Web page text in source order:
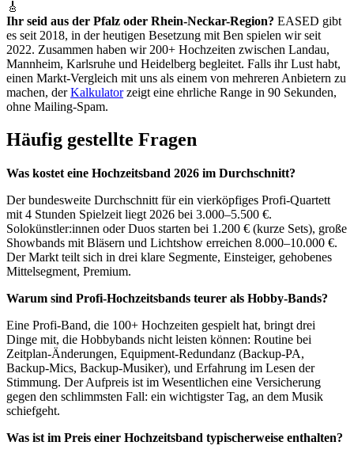
🎸
Ihr seid aus der Pfalz oder Rhein-Neckar-Region? EASED gibt
es seit 2018, in der heutigen Besetzung mit Ben spielen wir seit
2022. Zusammen haben wir 200+ Hochzeiten zwischen Landau,
Mannheim, Karlsruhe und Heidelberg begleitet. Falls ihr Lust habt,
einen Markt-Vergleich mit uns als einem von mehreren Anbietern zu
machen, derKalkulatorzeigt eine ehrliche Range in 90 Sekunden,
ohne Mailing-Spam.
Häufig gestellte Fragen
Was kostet eine Hochzeitsband 2026 im Durchschnitt?
Der bundesweite Durchschnitt für ein vierköpfiges Profi-Quartett
mit 4 Stunden Spielzeit liegt 2026 bei 3.000–5.500 €.
Solokünstler:innen oder Duos starten bei 1.200 € (kurze Sets), große
Showbands mit Bläsern und Lichtshow erreichen 8.000–10.000 €.
Der Markt teilt sich in drei klare Segmente, Einsteiger, gehobenes
Mittelsegment, Premium.
Warum sind Profi-Hochzeitsbands teurer als Hobby-Bands?
Eine Profi-Band, die 100+ Hochzeiten gespielt hat, bringt drei
Dinge mit, die Hobbybands nicht leisten können: Routine bei
Zeitplan-Änderungen, Equipment-Redundanz (Backup-PA,
Backup-Mics, Backup-Musiker), und Erfahrung im Lesen der
Stimmung. Der Aufpreis ist im Wesentlichen eine Versicherung
gegen den schlimmsten Fall: ein wichtigster Tag, an dem Musik
schiefgeht.
Was ist im Preis einer Hochzeitsband typischerweise enthalten?